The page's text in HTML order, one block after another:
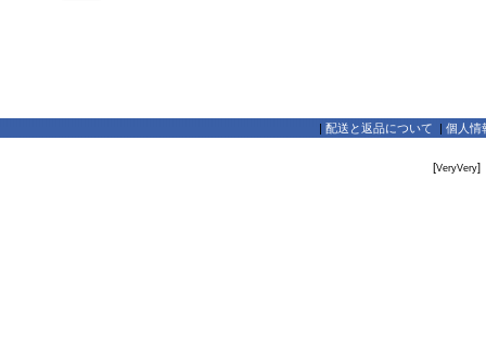
| 配送と返品について | 個人情
[VeryVery]